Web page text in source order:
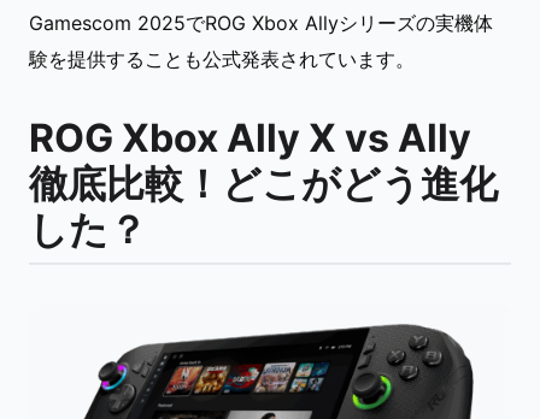
Gamescom 2025でROG Xbox Allyシリーズの実機体
験を提供することも公式発表されています。
ROG Xbox Ally X vs Ally
徹底比較！どこがどう進化
した？